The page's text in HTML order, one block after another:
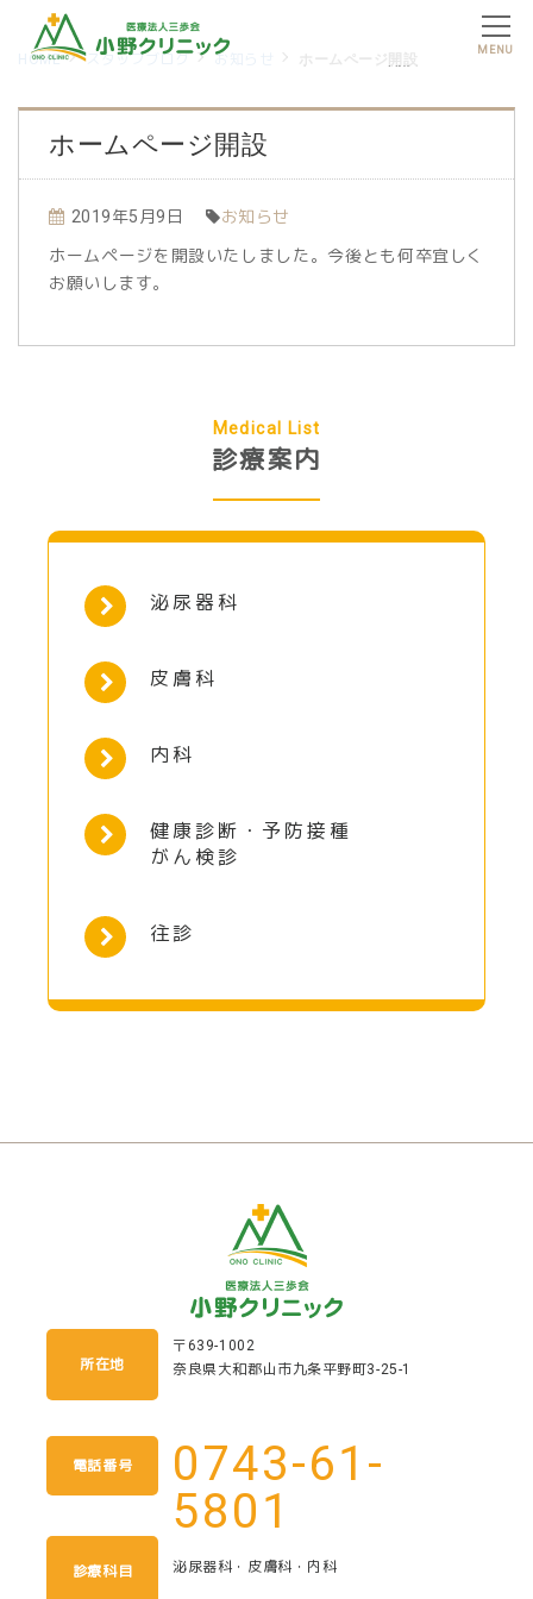
MENU
HOME スタッフブログ お知らせ
ホームページ開設
2019年5月9日 お知らせ
ホームページを開設いたしました。今後とも何卒宜しく
お願いします。
Medical List
診療案内
泌尿器科
皮膚科
内科
健康診断・予防接種
がん検診
往診
所在地
〒639-1002
奈良県大和郡山市九条平野町3-25-1
電話番号
0743-61-
5801
診療科目 泌尿器科・皮膚科・内科